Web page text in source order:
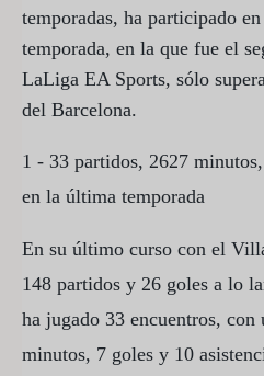
temporadas, ha participado
temporada, en la que fue el
LaLiga EA Sports, sólo
del Barcelona.
1 - 33 partidos, 2627
en la última temporada
En su último curso con el
148 partidos y 26 goles a lo
ha jugado 33 encuentros,
minutos, 7 goles y 10